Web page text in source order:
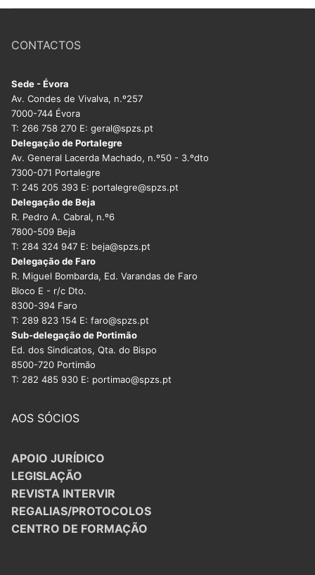
CONTACTOS
Sede - Évora
Av. Condes de Vivalva, n.º257
7000-744 Évora
T: 266 758 270 E: geral@spzs.pt
Delegação de Portalegre
Av. General Lacerda Machado, n.º50 - 3.ºdto
7300-071 Portalegre
T: 245 205 393 E: portalegre@spzs.pt
Delegação de Beja
R. Pedro A. Cabral, n.º6
7800-509 Beja
T: 284 324 947 E: beja@spzs.pt
Delegação de Faro
R. Miguel Bombarda, Ed. Varandas de Faro
Bloco E - r/c Dto.
8300-394 Faro
T: 289 823 154 E: faro@spzs.pt
Sub-delegação de Portimão
Ed. dos Sindicatos, Qta. do Bispo
8500-720 Portimão
T: 282 485 930 E: portimao@spzs.pt
AOS SÓCIOS
APOIO JURÍDICO
LEGISLAÇÃO
REVISTA INTERVIR
REGALIAS/PROTOCOLOS
CENTRO DE FORMAÇÃO